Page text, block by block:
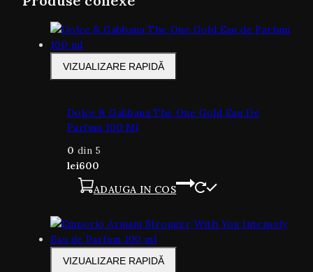
VIZUALIZARE RAPIDĂ
Dolce & Gabbana The One Gold Eau De
Parfum 100 Ml
0 din 5
lei600
ADAUGA IN COS
VIZUALIZARE RAPIDĂ